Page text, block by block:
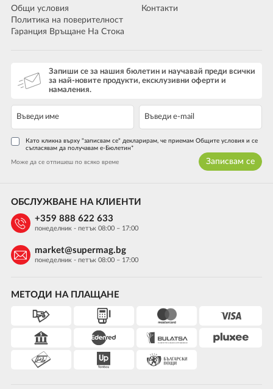
Общи условия
Политика на поверителност
Гаранция Връщане На Стока
Контакти
Запиши се за нашия бюлетин и научавай преди всички
за най-новите продукти, ексклузивни оферти и
намаления.
Като кликна върху "записвам се" декларирам, че приемам Общите условия и се
съгласявам да получавам е-Бюлетин*
Може да се отпишеш по всяко време Записвам се
МЕТОДИ НА ПЛАЩАНЕ
ОБСЛУЖВАНЕ НА КЛИЕНТИ
+359 888 622 633
понеделник - петък 08:00 – 17:00
market@supermag.bg
понеделник - петък 08:00 – 17:00